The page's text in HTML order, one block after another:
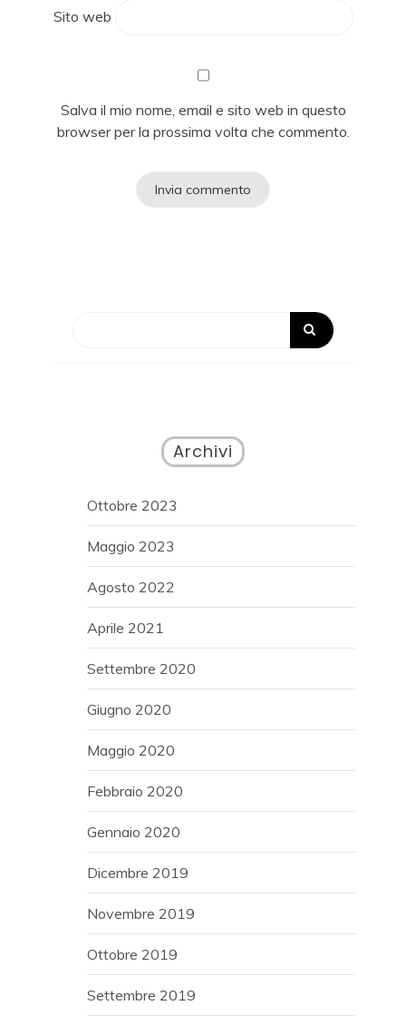
Sito web
Salva il mio nome, email e sito web in questo
browser per la prossima volta che commento.
Archivi
Ottobre 2023
Maggio 2023
Agosto 2022
Aprile 2021
Settembre 2020
Giugno 2020
Maggio 2020
Febbraio 2020
Gennaio 2020
Dicembre 2019
Novembre 2019
Ottobre 2019
Settembre 2019